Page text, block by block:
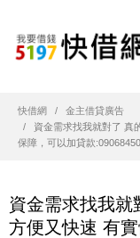
快借網
金主借貸廣告
資金需求找我就對了 真
保障，可以加貸款
資金需求找我就
方便又快速 有